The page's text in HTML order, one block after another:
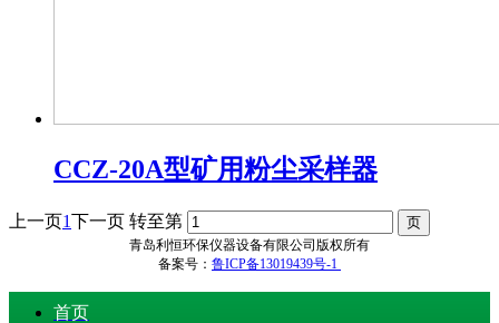
CCZ-20A型矿用粉尘采样器
上一页1下一页 转至第
青岛利恒环保仪器设备有限公司版权所有
备案号： 鲁ICP备13019439号-1
首页